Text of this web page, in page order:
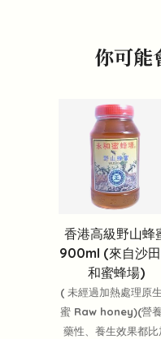
你可能
香港高級野山蜂
900ml (來自沙
和蜜蜂場)
( 未經過加熱處理原
蜜 Raw honey)(營養
藥性、養生效果都比